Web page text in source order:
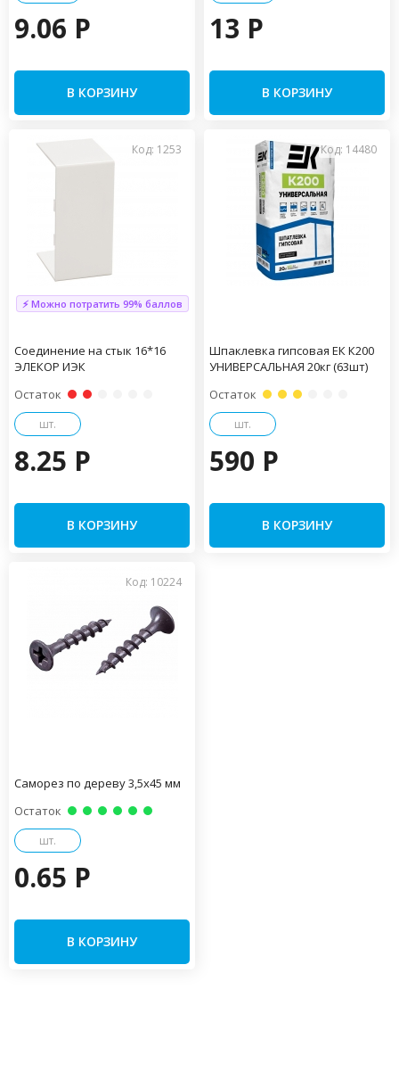
9.06 P
В КОРЗИНУ
13 P
В КОРЗИНУ
Код: 1253
⚡ Можно потратить 99% баллов
Соединение на стык 16*16
ЭЛЕКОР ИЭК
Остаток
шт.
8.25 P
В КОРЗИНУ
Код: 14480
Шпаклевка гипсовая ЕК К200
УНИВЕРСАЛЬНАЯ 20кг (63шт)
Остаток
шт.
590 P
В КОРЗИНУ
Код: 10224
Саморез по дереву 3,5х45 мм
Остаток
шт.
0.65 P
В КОРЗИНУ